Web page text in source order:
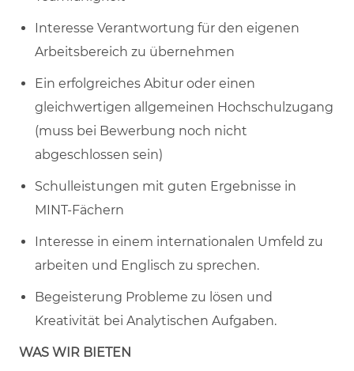
Interesse Verantwortung für den eigenen
Arbeitsbereich zu übernehmen
Ein erfolgreiches Abitur oder einen
gleichwertigen allgemeinen Hochschulzugang
(muss bei Bewerbung noch nicht
abgeschlossen sein)
Schulleistungen mit guten Ergebnisse in
MINT-Fächern
Interesse in einem internationalen Umfeld zu
arbeiten und Englisch zu sprechen.
Begeisterung Probleme zu lösen und
Kreativität bei Analytischen Aufgaben.
WAS WIR BIETEN